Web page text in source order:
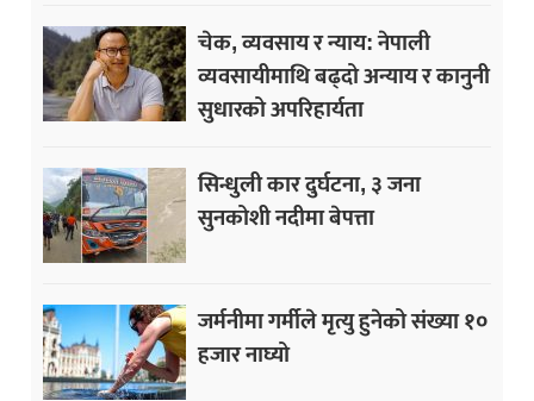
चेक, व्यवसाय र न्याय: नेपाली
व्यवसायीमाथि बढ्दो अन्याय र कानुनी
सुधारको अपरिहार्यता
सिन्धुली कार दुर्घटना, ३ जना
सुनकोशी नदीमा बेपत्ता
जर्मनीमा गर्मीले मृत्यु हुनेको संख्या १०
हजार नाघ्यो